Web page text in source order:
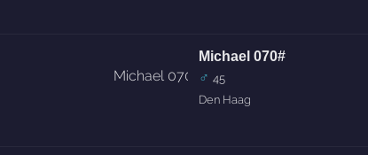
Michael 070#
♂ 45
Den Haag